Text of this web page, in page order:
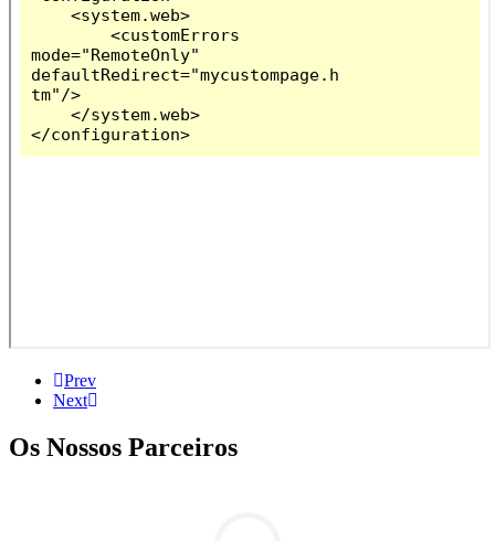
Prev
Next
Os Nossos Parceiros